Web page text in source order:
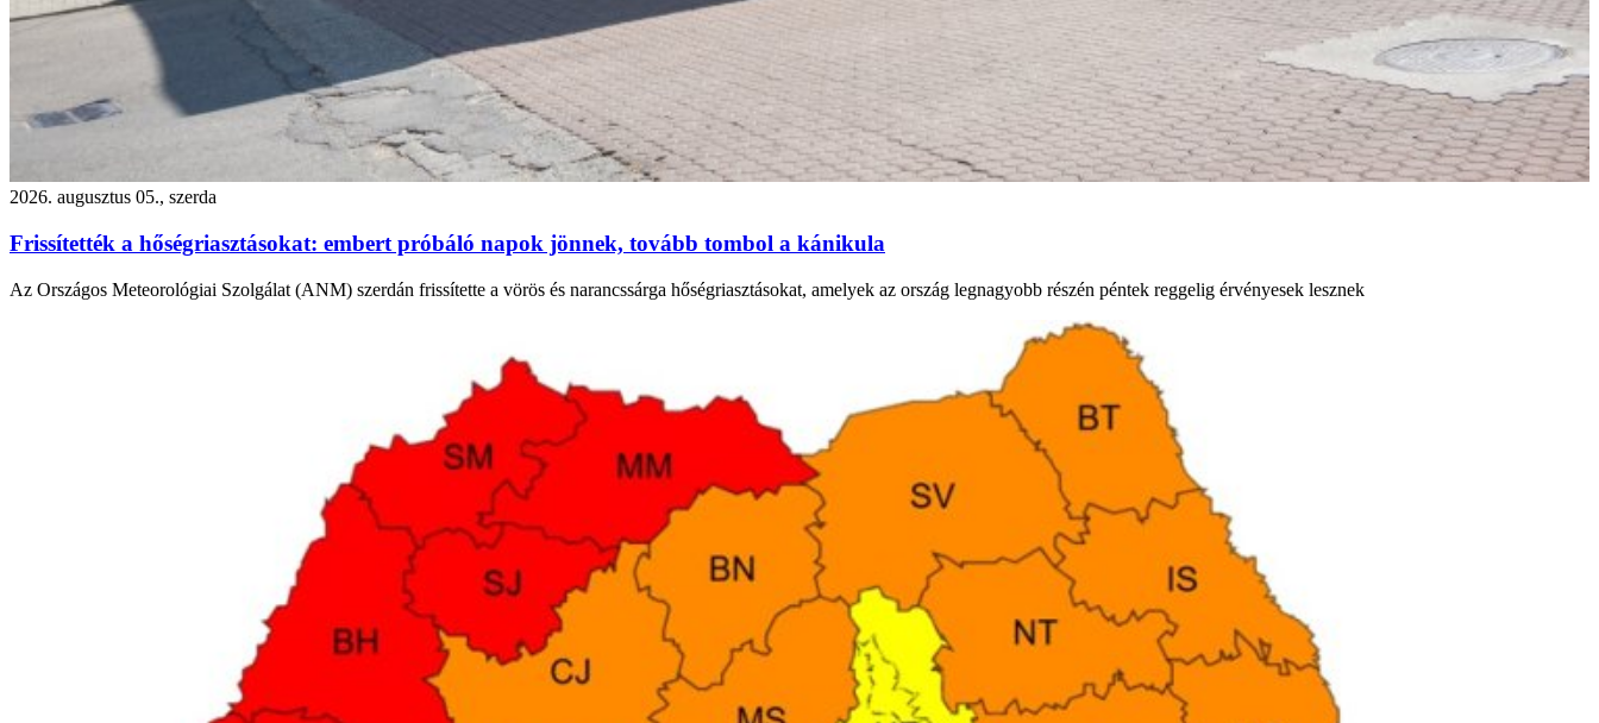
2026. augusztus 05., szerda
Frissítették a hőségriasztásokat: embert próbáló napok jönnek, tovább tombol a kánikula
Az Országos Meteorológiai Szolgálat (ANM) szerdán frissítette a vörös és narancssárga hőségriasztásokat, amelyek az ország legnagyobb részén péntek reggelig érvényesek lesznek